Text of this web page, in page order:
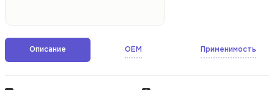
Описание OEM Применимость